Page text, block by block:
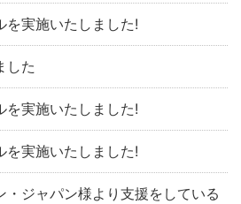
を実施いたしました!
した
を実施いたしました!
を実施いたしました!
・ジャパン様より支援をしている